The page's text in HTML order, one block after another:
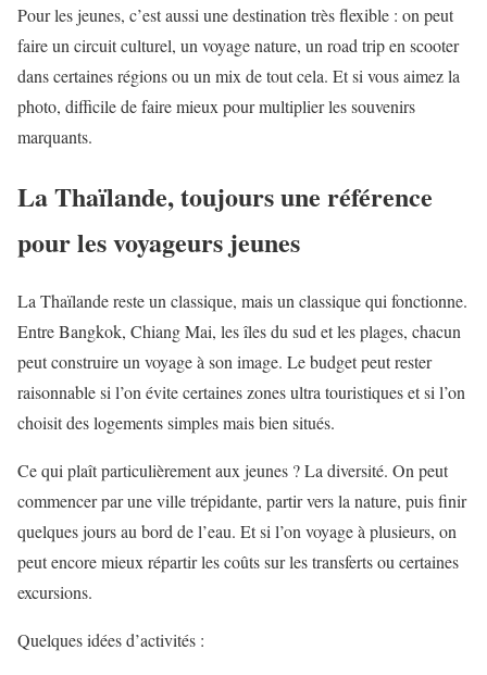
Pour les jeunes, c’est aussi une destination très flexible : on peut
faire un circuit culturel, un voyage nature, un road trip en scooter
dans certaines régions ou un mix de tout cela. Et si vous aimez la
photo, difficile de faire mieux pour multiplier les souvenirs
marquants.
La Thaïlande, toujours une référence
pour les voyageurs jeunes
La Thaïlande reste un classique, mais un classique qui fonctionne.
Entre Bangkok, Chiang Mai, les îles du sud et les plages, chacun
peut construire un voyage à son image. Le budget peut rester
raisonnable si l’on évite certaines zones ultra touristiques et si l’on
choisit des logements simples mais bien situés.
Ce qui plaît particulièrement aux jeunes ? La diversité. On peut
commencer par une ville trépidante, partir vers la nature, puis finir
quelques jours au bord de l’eau. Et si l’on voyage à plusieurs, on
peut encore mieux répartir les coûts sur les transferts ou certaines
excursions.
Quelques idées d’activités :